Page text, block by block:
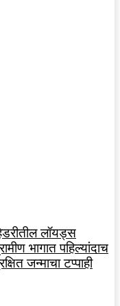
लॉयड्स
भागात पहिल्यांदाच
जन्माचा टप्पाही